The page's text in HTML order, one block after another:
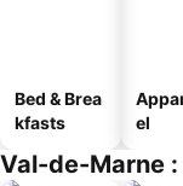
Bed & Brea
kfasts
el
Val-de-Marne